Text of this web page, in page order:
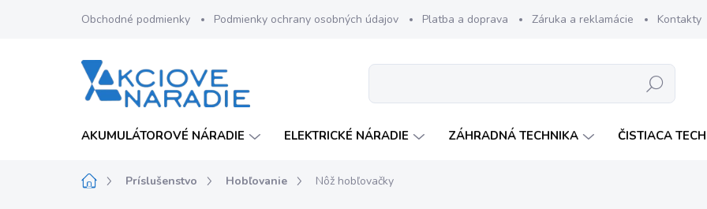
Obchodné podmienky Podmienky ochrany osobných údajov Platba a doprava Záruka a reklamácie Kontakty
Hľadať
AKUMULÁTOROVÉ NÁRADIE ELEKTRICKÉ NÁRADIE ZÁHRADNÁ TECHNIKA ČISTIACA
DomovPríslušenstvo Hobľovanie Nôž hobľovačky